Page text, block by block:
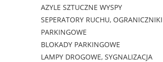
AZYLE SZTUCZNE WYSPY
SEPERATORY RUCHU, OGRANICZNIKI
PARKINGOWE
BLOKADY PARKINGOWE
LAMPY DROGOWE, SYGNALIZACJA